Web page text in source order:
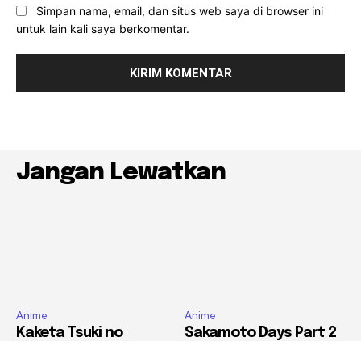
Simpan nama, email, dan situs web saya di browser ini
untuk lain kali saya berkomentar.
Jangan Lewatkan
Anime
Kaketa Tsuki no
Anime
Sakamoto Days Part 2